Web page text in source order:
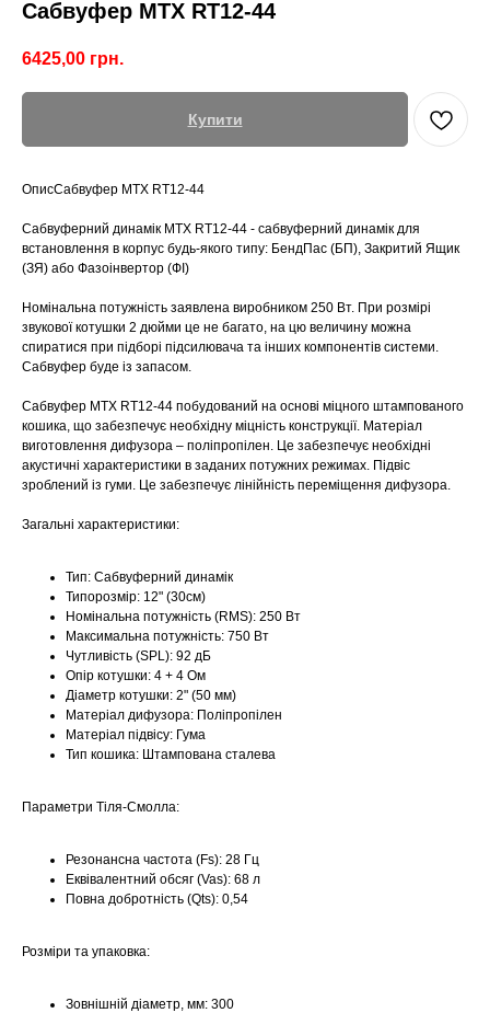
Сабвуфер MTX RT12-44
6425,00 грн.
Купити
ОписСабвуфер MTX RT12-44
Сабвуферний динамік MTX RT12-44 - сабвуферний динамік для
встановлення в корпус будь-якого типу: БендПас (БП), Закритий Ящик
(ЗЯ) або Фазоінвертор (ФІ)
Номінальна потужність заявлена виробником 250 Вт. При розмірі
звукової котушки 2 дюйми це не багато, на цю величину можна
спиратися при підборі підсилювача та інших компонентів системи.
Сабвуфер буде із запасом.
Сабвуфер MTX RT12-44 побудований на основі міцного штампованого
кошика, що забезпечує необхідну міцність конструкції. Матеріал
виготовлення дифузора – поліпропілен. Це забезпечує необхідні
акустичні характеристики в заданих потужних режимах. Підвіс
зроблений із гуми. Це забезпечує лінійність переміщення дифузора.
Загальні характеристики:
Тип: Сабвуферний динамік
Типорозмір: 12" (30см)
Номінальна потужність (RMS): 250 Вт
Максимальна потужність: 750 Вт
Чутливість (SPL): 92 дБ
Опір котушки: 4 + 4 Ом
Діаметр котушки: 2" (50 мм)
Матеріал дифузора: Поліпропілен
Матеріал підвісу: Гума
Тип кошика: Штампована сталева
Параметри Тіля-Смолла:
Резонансна частота (Fs): 28 Гц
Еквівалентний обсяг (Vas): 68 л
Повна добротність (Qts): 0,54
Розміри та упаковка:
Зовнішній діаметр, мм: 300